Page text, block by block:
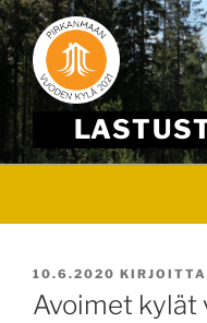
Skip
to
content
JULKAISTU
10.6.2020
Avoimet kylät